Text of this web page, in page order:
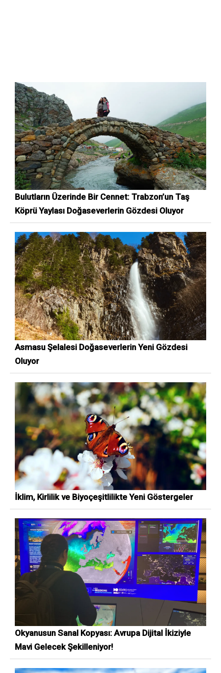
Bulutların Üzerinde Bir Cennet: Trabzon’un Taş
Köprü Yaylası Doğaseverlerin Gözdesi Oluyor
Asmasu Şelalesi Doğaseverlerin Yeni Gözdesi
Oluyor
İklim, Kirlilik ve Biyoçeşitlilikte Yeni Göstergeler
Okyanusun Sanal Kopyası: Avrupa Dijital İkiziyle
Mavi Gelecek Şekilleniyor!